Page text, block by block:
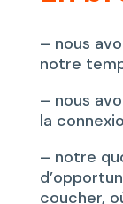
– nous
notre
– nous
la
– notre
coucher,